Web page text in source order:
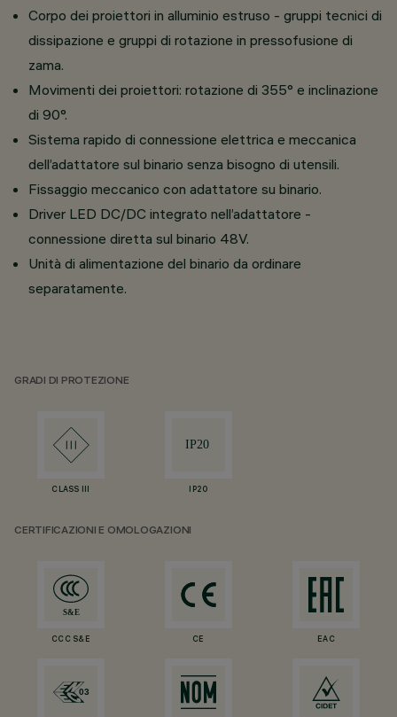
Corpo dei proiettori in alluminio estruso - gruppi tecnici di
dissipazione e gruppi di rotazione in pressofusione di
zama.
Movimenti dei proiettori: rotazione di 355° e inclinazione
di 90°.
Sistema rapido di connessione elettrica e meccanica
dell’adattatore sul binario senza bisogno di utensili.
Fissaggio meccanico con adattatore su binario.
Driver LED DC/DC integrato nell’adattatore -
connessione diretta sul binario 48V.
Unità di alimentazione del binario da ordinare
separatamente.
GRADI DI PROTEZIONE
CLASS III IP20
CERTIFICAZIONI E OMOLOGAZIONI
CCC S&E CE EAC